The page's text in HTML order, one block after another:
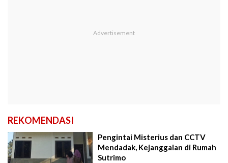
REKOMENDASI
Pengintai Misterius dan CCTV
Mendadak, Kejanggalan di Rumah
Sutrimo